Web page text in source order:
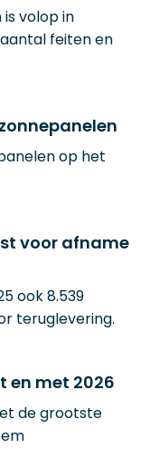
volop in
feiten en
op het
voor afname
ook 8.539
teruglevering.
en met 2026
de grootste